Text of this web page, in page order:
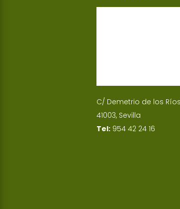
C/ Demetrio de los
41003, Sevilla
Tel: 954 42 24 16